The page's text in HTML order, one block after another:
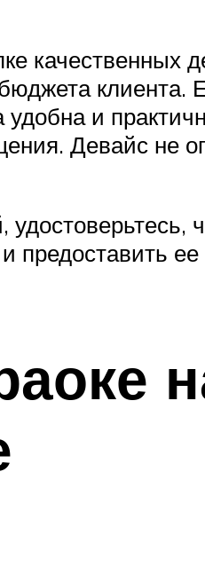
качественных
клиента.
и
Девайс не
ее